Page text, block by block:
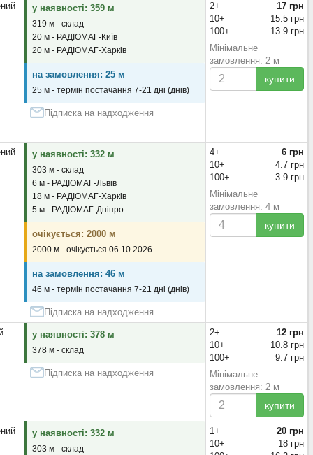
у наявності: 359 м
319 м - склад
20 м - РАДІОМАГ-Київ
20 м - РАДІОМАГ-Харків
на замовлення: 25 м
25 м - термін постачання 7-21 дні (днів)
Підписка на надходження
2+
17 грн
10+
15.5 грн
100+
13.9 грн
Мінімальне
замовлення: 2 м
купити
у наявності: 332 м
303 м - склад
6 м - РАДІОМАГ-Львів
18 м - РАДІОМАГ-Харків
5 м - РАДІОМАГ-Дніпро
очікується: 2000 м
2000 м - очікується 06.10.2026
на замовлення: 46 м
46 м - термін постачання 7-21 дні (днів)
Підписка на надходження
4+
6 грн
10+
4.7 грн
100+
3.9 грн
Мінімальне
замовлення: 4 м
купити
у наявності: 378 м
378 м - склад
Підписка на надходження
2+
12 грн
10+
10.8 грн
100+
9.7 грн
Мінімальне
замовлення: 2 м
купити
у наявності: 332 м
303 м - склад
1+
20 грн
10+
18 грн